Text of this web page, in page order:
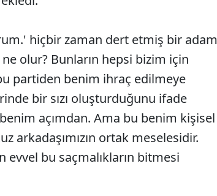
hiçbir zaman dert etmiş bir adam
olur? Bunların hepsi bizim için
partiden benim ihraç edilmeye
bir sızı oluşturduğunu ifade
açımdan. Ama bu benim kişisel
arkadaşımızın ortak meselesidir.
evvel bu saçmalıkların bitmesi